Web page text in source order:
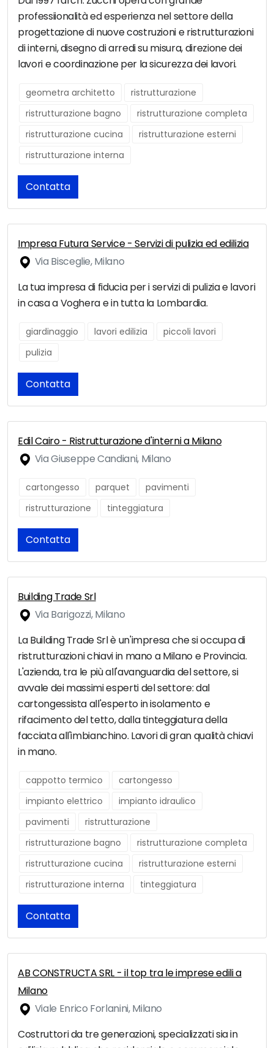
professiionalità ed esperienza nel settore della
progettazione di nuove costruzioni e ristrutturazioni
di interni, disegno di arredi su misura, direzione dei
lavori e coordinazione per la sicurezza dei lavori.
geometra architetto
ristrutturazione
ristrutturazione bagno
ristrutturazione completa
ristrutturazione cucina
ristrutturazione esterni
ristrutturazione interna
Contatta
Impresa Futura Service - Servizi di pulizia ed edilizia
Via Bisceglie, Milano
La tua impresa di fiducia per i servizi di pulizia e lavori
in casa a Voghera e in tutta la Lombardia.
giardinaggio lavori edilizia
piccoli lavori
pulizia
Contatta
Edil Cairo - Ristrutturazione d'interni a Milano
Via Giuseppe Candiani, Milano
cartongesso parquet
pavimenti
ristrutturazione
tinteggiatura
Contatta
Building Trade Srl
Via Barigozzi, Milano
La Building Trade Srl è un'impresa che si occupa di
ristrutturazioni chiavi in mano a Milano e Provincia.
L'azienda, tra le più all'avanguardia del settore, si
avvale dei massimi esperti del settore: dal
cartongessista all'esperto in isolamento e
rifacimento del tetto, dalla tinteggiatura della
facciata all'imbianchino. Lavori di gran qualità chiavi
in mano.
cappotto termico
cartongesso
impianto elettrico
impianto idraulico
pavimenti
ristrutturazione
ristrutturazione bagno
ristrutturazione completa
ristrutturazione cucina
ristrutturazione esterni
ristrutturazione interna
tinteggiatura
Contatta
AB CONSTRUCTA SRL - il top tra le imprese edili a
Milano
Viale Enrico Forlanini, Milano
Costruttori da tre generazioni, specializzati sia in